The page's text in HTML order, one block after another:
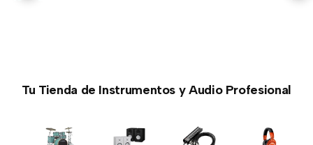
Tu Tienda de Instrumentos y Audio Profesional